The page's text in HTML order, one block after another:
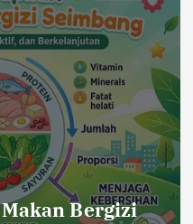
Bergizi